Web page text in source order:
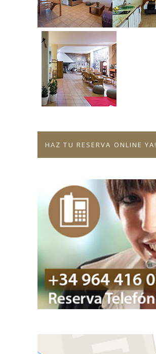
HAZ TU RESERVA ONLINE YA!